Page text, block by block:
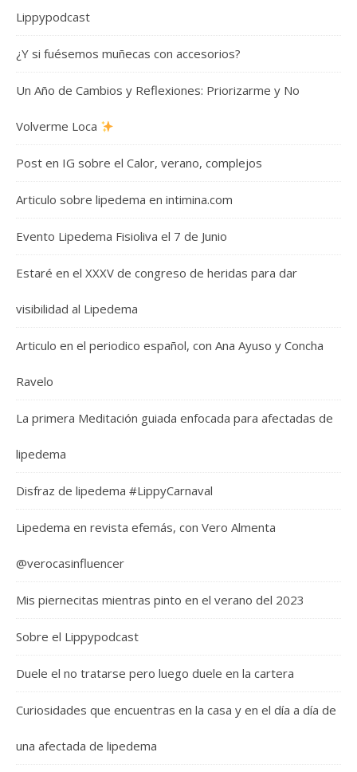
Lippypodcast
¿Y si fuésemos muñecas con accesorios?
Un Año de Cambios y Reflexiones: Priorizarme y No
Volverme Loca
Post en IG sobre el Calor, verano, complejos
Articulo sobre lipedema en intimina.com
Evento Lipedema Fisioliva el 7 de Junio
Estaré en el XXXV de congreso de heridas para dar
visibilidad al Lipedema
Articulo en el periodico español, con Ana Ayuso y Concha
Ravelo
La primera Meditación guiada enfocada para afectadas de
lipedema
Disfraz de lipedema #LippyCarnaval
Lipedema en revista efemás, con Vero Almenta
@verocasinfluencer
Mis piernecitas mientras pinto en el verano del 2023
Sobre el Lippypodcast
Duele el no tratarse pero luego duele en la cartera
Curiosidades que encuentras en la casa y en el día a día de
una afectada de lipedema